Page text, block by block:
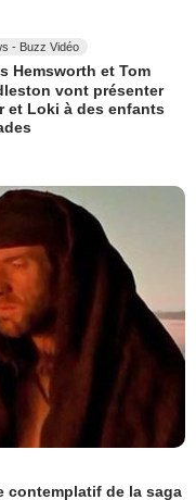
- Buzz Vidéo
Hemsworth et Tom
vont présenter
et Loki à des enfants
contemplatif de la saga